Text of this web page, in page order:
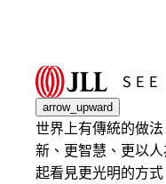
arrow_upward
世界上有傳統的做
新、更智慧、更以
起看見更光明的方式